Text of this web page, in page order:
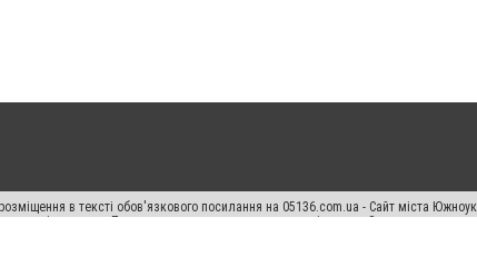
в тексті обов'язкового посилання на 05136.com.ua - Сайт міста
в якості джерела. Порушення виняткових прав переслідується Законом.